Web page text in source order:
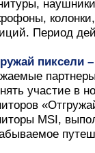
Период
пиксели
участие в
MSI,